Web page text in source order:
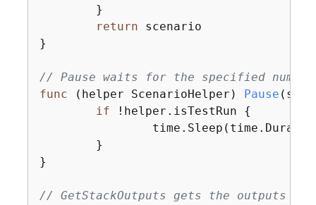
return scenario
}
// Pause waits for the specified
func
(helper ScenarioHelper) Pause
if !helper.isTestRun {
}
// GetStackOutputs gets the outputs